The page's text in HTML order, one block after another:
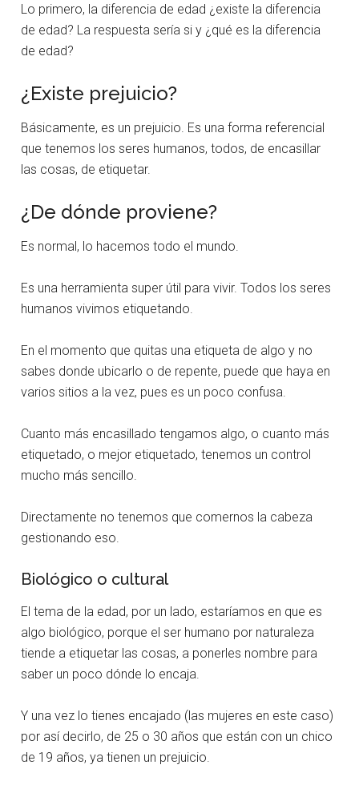
Lo primero, la diferencia de edad ¿existe la diferencia
de edad? La respuesta sería si y ¿qué es la diferencia
de edad?
¿Existe prejuicio?
Básicamente, es un prejuicio. Es una forma referencial
que tenemos los seres humanos, todos, de encasillar
las cosas, de etiquetar.
¿De dónde proviene?
Es normal, lo hacemos todo el mundo.
Es una herramienta super útil para vivir. Todos los seres
humanos vivimos etiquetando.
En el momento que quitas una etiqueta de algo y no
sabes donde ubicarlo o de repente, puede que haya en
varios sitios a la vez, pues es un poco confusa.
Cuanto más encasillado tengamos algo, o cuanto más
etiquetado, o mejor etiquetado, tenemos un control
mucho más sencillo.
Directamente no tenemos que comernos la cabeza
gestionando eso.
Biológico o cultural
El tema de la edad, por un lado, estaríamos en que es
algo biológico, porque el ser humano por naturaleza
tiende a etiquetar las cosas, a ponerles nombre para
saber un poco dónde lo encaja.
Y una vez lo tienes encajado (las mujeres en este caso)
por así decirlo, de 25 o 30 años que están con un chico
de 19 años, ya tienen un prejuicio.